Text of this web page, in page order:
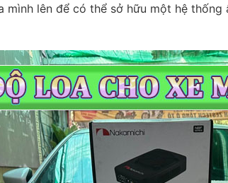
mình lên để có thể sở hữu một hệ